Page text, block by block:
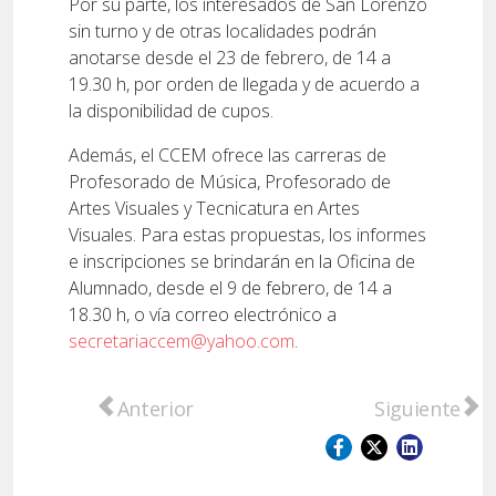
sin turno y de otras localidades podrán
anotarse desde el 23 de febrero, de 14 a
19.30 h, por orden de llegada y de acuerdo a
la disponibilidad de cupos.
Además, el CCEM ofrece las carreras de
Profesorado de Música, Profesorado de
Artes Visuales y Tecnicatura en Artes
Visuales. Para estas propuestas, los informes
e inscripciones se brindarán en la Oficina de
Alumnado, desde el 9 de febrero, de 14 a
18.30 h, o vía correo electrónico a
secretariaccem@yahoo.com.
Artículo anterior: Se confirmó la grilla de
Anterior Artículo
Siguiente